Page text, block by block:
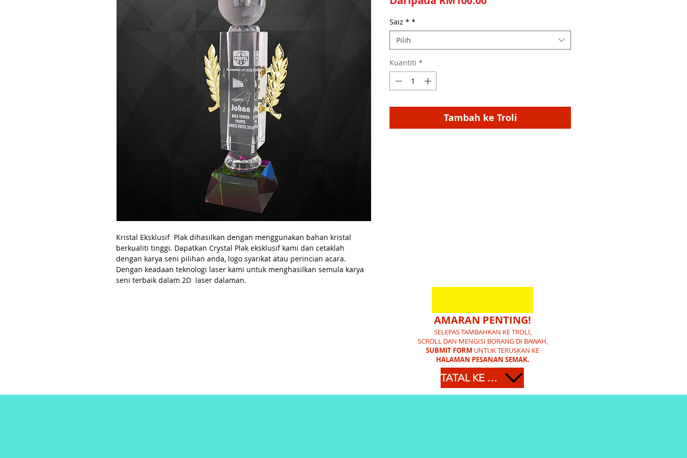
Kristal Eksklusif Plak dihasilkan dengan menggunakan bahan kristal
berkualiti tinggi. Dapatkan Crystal Plak eksklusif kami dan cetaklah
dengan karya seni pilihan anda, logo syarikat atau perincian acara.
Dengan keadaan teknologi laser kami untuk menghasilkan semula karya
seni terbaik dalam 2D laser dalaman.
Saiz * *
Pilih
Kuantiti *
Tambah ke Troli
AMARAN PENTING!
SELEPAS TAMBAHKAN KE TROLI,
SCROLL DAN MENGISI BORANG DI BAWAH,
SUBMIT FORM UNTUK TERUSKAN KE
HALAMAN PESANAN SEMAK.
TATAL KE BAWAH